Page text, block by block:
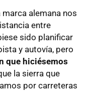
alemana nos
entre
sido planificar
y autovía, pero
que hiciésemos
la sierra que
por carreteras